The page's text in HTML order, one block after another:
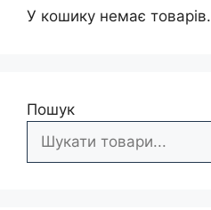
У кошику немає товарів.
Пошук